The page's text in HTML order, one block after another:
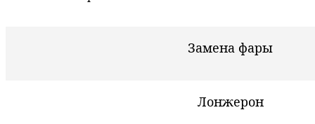
Замена фары
Лонжерон